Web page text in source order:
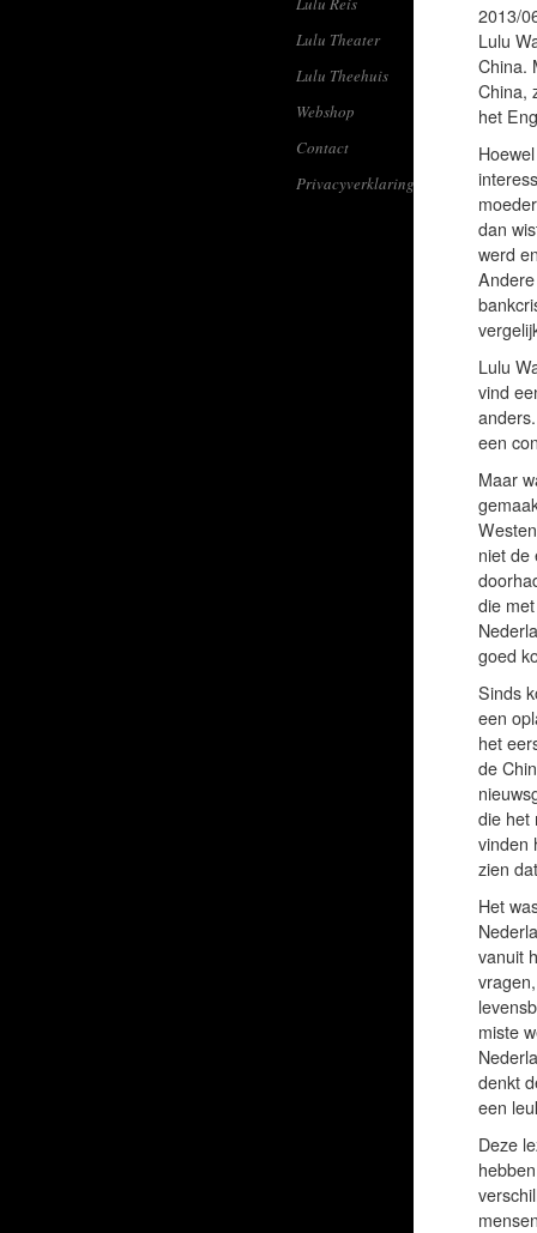
Lulu Theater
Lulu Theehuis
Webshop
Contact
Privacyverklaring
2013/
Lulu
China.
China,
het
dan
werd
Lulu
vind
een
Maar
niet de
die
goed
Sinds
een
het
de
die het
vinden
zien
Het
vanuit
miste
denkt
een
Deze